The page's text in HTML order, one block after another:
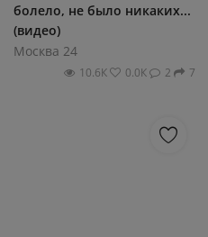
болело, не было никаких...
(видео)
Москва 24
10.6К 0.0К 2 7